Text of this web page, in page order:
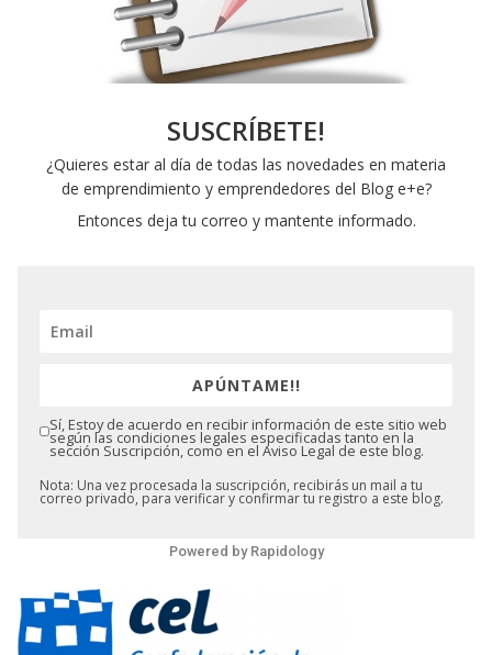
SUSCRÍBETE!
¿Quieres estar al día de todas las novedades en materia
de emprendimiento y emprendedores del Blog e+e?
Entonces deja tu correo y mantente informado.
APÚNTAME!!
Sí, Estoy de acuerdo en recibir información de este sitio web
según las condiciones legales especificadas tanto en la
sección Suscripción, como en el Aviso Legal de este blog.
Nota: Una vez procesada la suscripción, recibirás un mail a tu
correo privado, para verificar y confirmar tu registro a este blog.
Powered by Rapidology